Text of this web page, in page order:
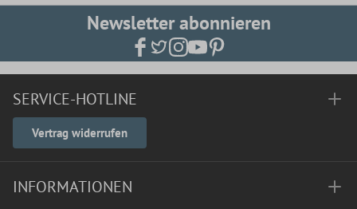
Newsletter abonnieren
SERVICE-HOTLINE
Vertrag widerrufen
INFORMATIONEN